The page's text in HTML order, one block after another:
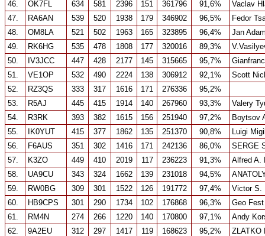
46.
OK7FL 634 581 2396 151 361796 91,6%
Vaclav
47.
RA6AN 539 520 1938 179 346902 96,5%
Fedor
48.
OM8LA 521 502 1963 165 323895 96,4%
Jan
49.
RK6HG 535 478 1808 177 320016 89,3%
50.
IV3JCC 447 428 2177 145 315665 95,7%
51.
VE1OP 532 490 2224 138 306912 92,1%
Scott
52.
RZ3QS 333 317 1616 171 276336
95,2%
53.
R5AJ 445 415 1914 140 267960 93,3%
Valery
54.
R3RK 393 382 1615 156 251940 97,2%
Boytsov
55.
IK0YUT 415 377 1862 135 251370 90,8%
Luigi
56.
F6AUS 351 302 1416 171 242136 86,0%
SERGE
57.
K3ZO 449 410 2019 117 236223 91,3%
Alfred A.
58.
UA9CU 343 324 1662 139 231018 94,5%
59.
RW0BG 309 301 1522 126 191772 97,4%
Victor S.
60.
HB9CPS 301 290 1734 102 176868 96,3%
Geo Fest
61.
RM4N 274 266 1220 140 170800 97,1%
Andy
62.
9A2EU 312 297 1417 119 168623 95,2%
ZLATKO